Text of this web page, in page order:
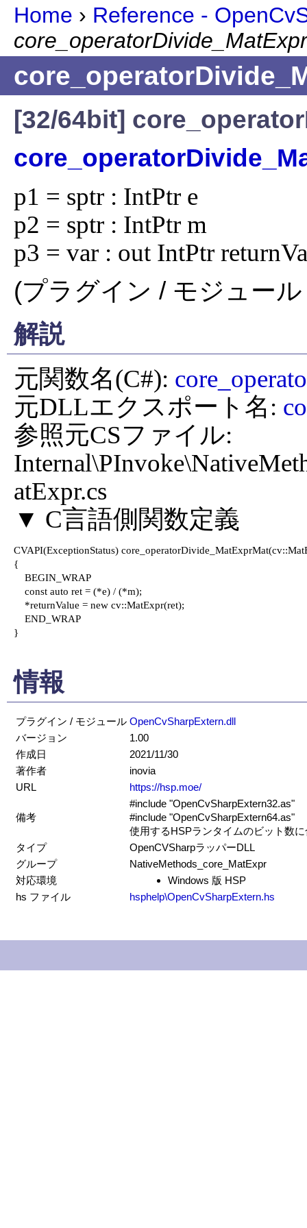
Home › Reference -
[32/64bit]
p1 = sptr : IntPtr e
p2 = sptr : IntPtr m
p3 = var : out IntPtr
(プラグイン / モジュー
解説
元関数名(C#):
元DLLエクスポート名:
参照元CSファイル:
atExpr.cs
CVAPI(ExceptionStatus)
{
    BEGIN_WRAP
    const auto ret = (*e) / (*m);
    *returnValue = new cv::MatExpr(ret);
    END_WRAP
}
情報
プラグイン / モジュール OpenCvSharpExtern.dll
バージョン
1.00
作成日
2021/11/30
著作者
inovia
URL
https://hsp.moe/
備考
#include "OpenCvSharpExtern32.as"
#include "OpenCvSharpExtern64.as"
使用するHSPランタイムのビット数
タイプ
OpenCVSharpラッパーDLL
グループ
NativeMethods_core_MatExpr
対応環境
Windows 版 HSP
hs ファイル
hsphelp\OpenCvSharpExtern.hs